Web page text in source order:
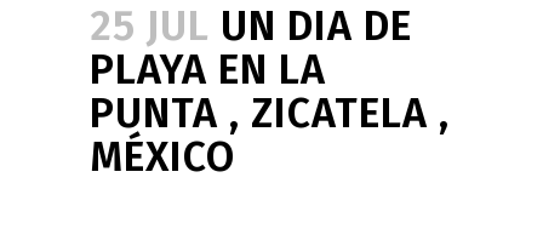
25 JUL UN DIA DE
PLAYA EN LA
PUNTA , ZICATELA ,
MÉXICO